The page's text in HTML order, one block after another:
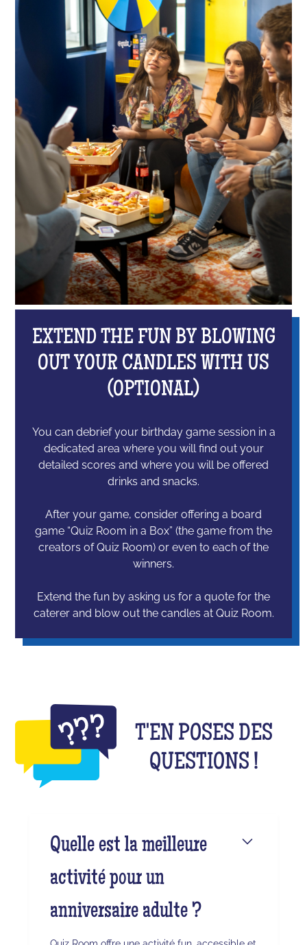
EXTEND THE FUN BY BLOWING
OUT YOUR CANDLES WITH US
(OPTIONAL)
You can debrief your birthday game session in a
dedicated area where you will find out your
detailed scores and where you will be offered
drinks and snacks.
After your game, consider offering a board
game “Quiz Room in a Box” (the game from the
creators of Quiz Room) or even to each of the
winners.
Extend the fun by asking us for a quote for the
caterer and blow out the candles at Quiz Room.
T'EN POSES DES
QUESTIONS !
Quelle est la meilleure
activité pour un
anniversaire adulte ?